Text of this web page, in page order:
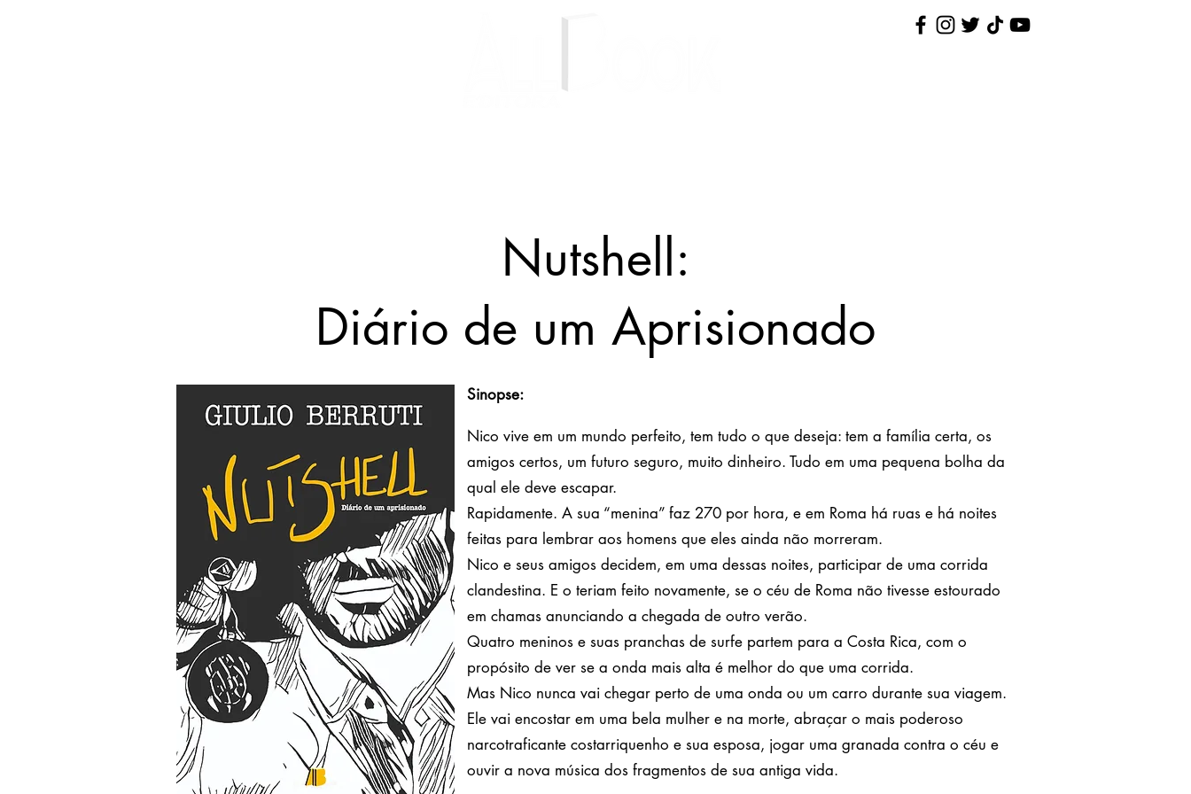
Nutshell:
Diário de um Aprisionado
Sinopse:
Nico vive em um mundo perfeito, tem tudo o que deseja: tem a família certa, os
amigos certos, um futuro seguro, muito dinheiro. Tudo em uma pequena bolha da
qual ele deve escapar.
Rapidamente. A sua “menina” faz 270 por hora, e em Roma há ruas e há noites
feitas para lembrar aos homens que eles ainda não morreram.
Nico e seus amigos decidem, em uma dessas noites, participar de uma corrida
clandestina. E o teriam feito novamente, se o céu de Roma não tivesse estourado
em chamas anunciando a chegada de outro verão.
Quatro meninos e suas pranchas de surfe partem para a Costa Rica, com o
propósito de ver se a onda mais alta é melhor do que uma corrida.
Mas Nico nunca vai chegar perto de uma onda ou um carro durante sua viagem.
Ele vai encostar em uma bela mulher e na morte, abraçar o mais poderoso
narcotraficante costarriquenho e sua esposa, jogar uma granada contra o céu e
ouvir a nova música dos fragmentos de sua antiga vida.